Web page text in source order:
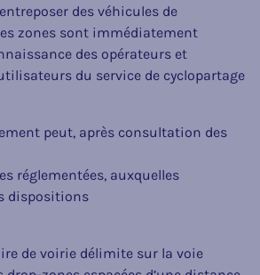
des véhicules de
zones sont immédiatement
des opérateurs et
du service de cyclopartage
peut, après consultation des
réglementées, auxquelles
dispositions
de voirie délimite sur la voie